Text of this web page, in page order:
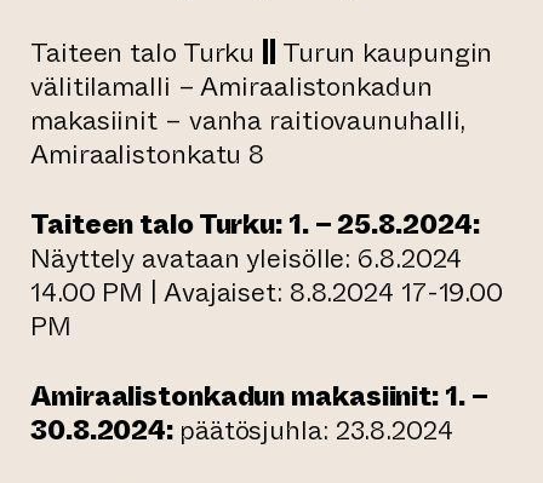
Taiteen talo Turku
Turun kaupungin
välitilamalli – Amiraalistonkadun
makasiinit – vanha raitiovaunuhalli,
Amiraalistonkatu 8
Taiteen talo Turku: 1. – 25.8.2024:
Näyttely avataan yleisölle: 6.8.2024
14.00 PM | Avajaiset: 8.8.2024 17-19.00
PM
Amiraalistonkadun makasiinit: 1. –
30.8.2024: päätösjuhla: 23.8.2024